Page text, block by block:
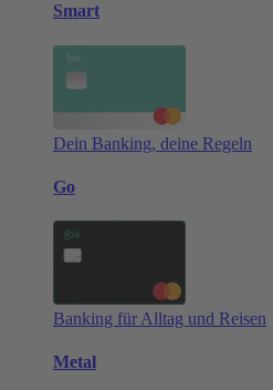
Smart
Dein Banking, deine Regeln
Go
Banking für Alltag und Reisen
Metal